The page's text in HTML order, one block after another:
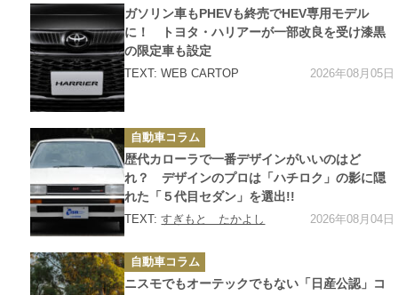
カ
テ
ゴ
リ
ー
ガソリン車もPHEVも終売でHEV専用モデル
に！ トヨタ・ハリアーが一部改良を受け漆黒
の限定車も設定
TEXT: WEB CARTOP 2026年08月05日
カ
テ
ゴ
リ
ー
自動車コラム
歴代カローラで一番デザインがいいのはど
れ？ デザインのプロは「ハチロク」の影に隠
れた「５代目セダン」を選出!!
TEXT:すぎもと たかよし 2026年08月04日
カ
テ
ゴ
リ
自動車コラム
ニスモでもオーテックでもない「日産公認」コ